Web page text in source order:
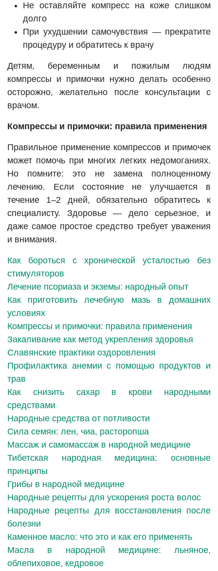
Не оставляйте компресс на коже слишком
долго
При ухудшении самочувствия — прекратите
процедуру и обратитесь к врачу
Детям, беременным и пожилым людям
компрессы и примочки нужно делать особенно
осторожно, желательно после консультации с
врачом.
Компрессы и примочки: правила применения
Правильное применение компрессов и примочек
может помочь при многих легких недомоганиях.
Но помните: это не замена полноценному
лечению. Если состояние не улучшается в
течение 1–2 дней, обязательно обратитесь к
специалисту. Здоровье — дело серьезное, и
даже самое простое средство требует уважения
и внимания.
Как бороться с хронической усталостью без
стимуляторов
Лечение псориаза и экземы: народный опыт
Как приготовить лечебную мазь в домашних
условиях
Компрессы и примочки: правила применения
Закаливание как метод укрепления здоровья
Славянские практики оздоровления
Профилактика анемии с помощью продуктов и
трав
Как снизить сахар в крови народными
средствами
Народные средства от потливости
Сила семян: лен, чиа, расторопша
Массаж и самомассаж в народной медицине
Тибетская народная медицина: основные
принципы
Грибы в народной медицине
Народные рецепты для ускорения роста волос
Народные рецепты для восстановления после
болезни
Каменное масло: что это и как его применять
Масла в народной медицине: льняное,
облепиховое, кедровое